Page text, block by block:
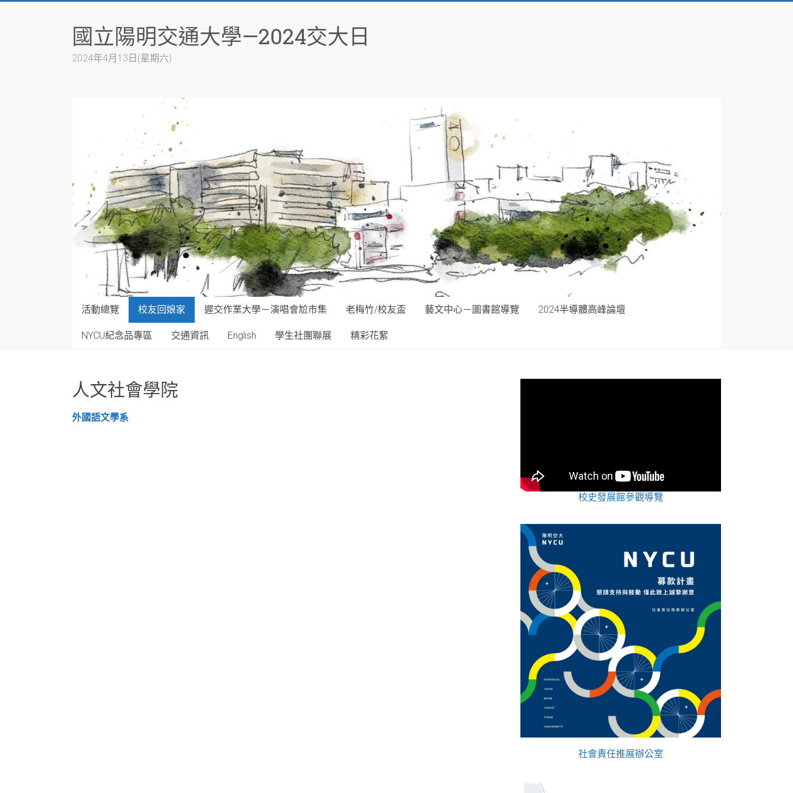
國立陽明交通大學—2024交大日
2024年4月13日(星期六)
活動總覽 校友回娘家 遲交作業大學－演唱會尬市集 老梅竹/校友盃 藝文中心－圖書館導覽 2024半導體高峰論壇
NYCU紀念品專區 交通資訊 English 學生社團聯展 精彩花絮
人文社會學院
外國語文學系
校史發展館參觀導覽
社會責任推展辦公室